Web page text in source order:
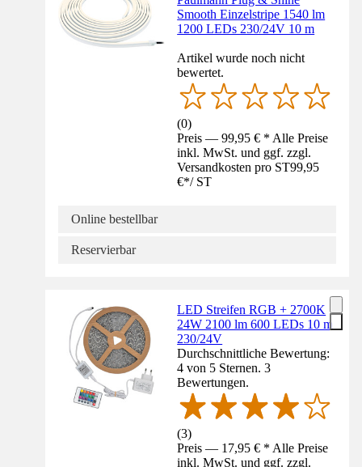
Smooth Einzelstripe 1540 lm
1200 LEDs 230/24V 10 m
Artikel wurde noch nicht
bewertet.
(0)
Preis — 99,95 € * Alle Preise
inkl. MwSt. und ggf. zzgl.
Versandkosten pro ST99,95
€*/ ST
Online bestellbar
Reservierbar
LED Streifen RGB + 2700K
24W 2100 lm 600 LEDs 10 m
230/24V
Durchschnittliche Bewertung:
4 von 5 Sternen. 3
Bewertungen.
(3)
Preis — 17,95 € * Alle Preise
inkl. MwSt. und ggf. zzgl.